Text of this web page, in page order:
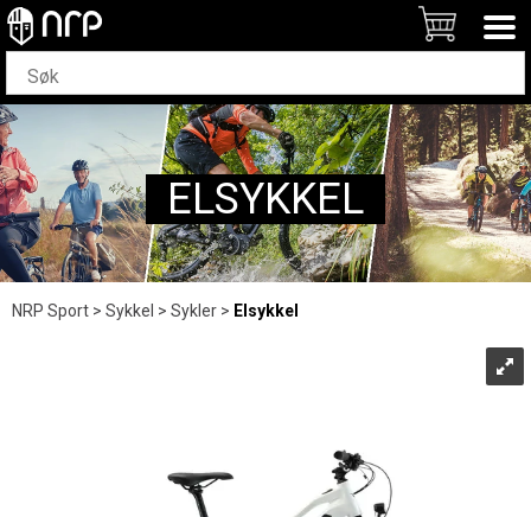
ELSYKKEL
NRP Sport>Sykkel >Sykler> Elsykkel